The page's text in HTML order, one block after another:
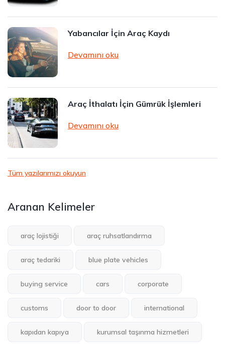
Yabancılar İçin Araç Kaydı
Devamını oku
Araç İthalatı İçin Gümrük İşlemleri
Devamını oku
Tüm yazılarımızı okuyun
Aranan Kelimeler
araç lojistiği araç ruhsatlandırma
araç tedariki blue plate vehicles
buying service cars corporate
customs door to door international
kapıdan kapıya kurumsal taşınma hizmetleri